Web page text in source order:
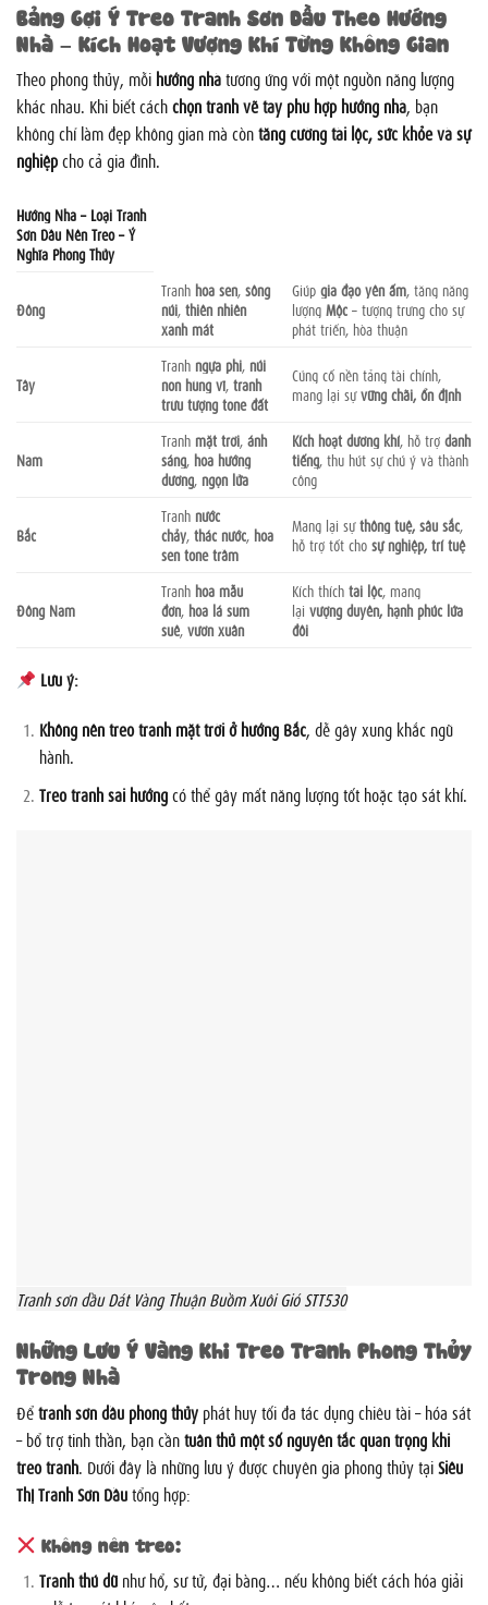
Bảng Gợi Ý Treo Tranh Sơn Dầu Theo Hướng
Nhà – Kích Hoạt Vượng Khí Từng Không Gian
Theo phong thủy, mỗi hướng nhàtương ứng với một nguồn năng lượng
khác nhau. Khi biết cáchchọn tranh vẽ tay phù hợp hướng nhà, bạn
không chỉ làm đẹp không gian mà còntăng cường tài lộc, sức khỏe và sự
nghiệpcho cả gia đình.
Hướng Nhà – Loại Tranh
Sơn Dầu Nên Treo – Ý
Nghĩa Phong Thủy
Đông
Tranh hoa sen,sông
núi,thiên nhiên
xanh mát
Giúpgia đạo yên ấm, tăng năng
lượngMộc – tượng trưng cho sự
phát triển, hòa thuận
Tây
Tranh ngựa phi, núi
non hùng vĩ,tranh
trừu tượng tone đất
Củng cố nền tảng tài chính,
mang lại sựvững chãi, ổn định
Nam
Tranh mặt trời,ánh
sáng, hoa hướng
dương, ngọn lửa
Kích hoạt dương khí, hỗ trợdanh
tiếng, thu hút sự chú ý và thành
công
Bắc
Tranh nước
chảy,thác nước, hoa
sen tone trầm
Mang lại sựthông tuệ, sâu sắc,
hỗ trợ tốt chosự nghiệp, trí tuệ
Đông Nam
Tranh hoa mẫu
đơn, hoa lá sum
suê,vườn xuân
Kích thíchtài lộc, mang
lạivượng duyên, hạnh phúc lứa
đôi
Lưu ý:
Không nên treo tranh mặt trời ở hướng Bắc, dễ gây xung khắc ngũ
hành.
Treo tranh sai hướngcó thể gây mất năng lượng tốt hoặc tạo sát khí.
Tranh sơn dầu Dát Vàng Thuận Buồm Xuôi Gió STT530
Những Lưu Ý Vàng Khi Treo Tranh Phong Thủy
Trong Nhà
Đểtranh sơn dầu phong thủy phát huy tối đa tác dụng chiêu tài – hóa sát
– bổ trợ tinh thần, bạn cầntuân thủ một số nguyên tắc quan trọng khi
treo tranh. Dưới đây là những lưu ý được chuyên gia phong thủy tạiSiêu
Thị Tranh Sơn Dầutổng hợp:
Không nên treo:
Tranh thú dữnhư hổ, sư tử, đại bàng… nếu không biết cách hóa giải